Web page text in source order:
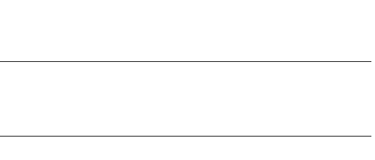
für Lehrkräfte in
für die unverkürzte, 470 Euro für die verkürzte